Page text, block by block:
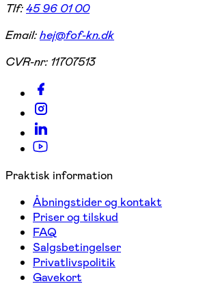
Tlf:45 96 01 00
Email:hej@fof-kn.dk
CVR-nr: 11707513
Praktisk information
Åbningstider og kontakt
Priser og tilskud
FAQ
Salgsbetingelser
Privatlivspolitik
Gavekort